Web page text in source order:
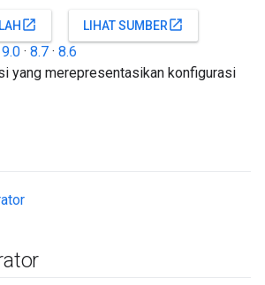
open_in_new LIHAT SUMBERopen_in_new
9.0 · 8.7 · 8.6
yang merepresentasikan konfigurasi